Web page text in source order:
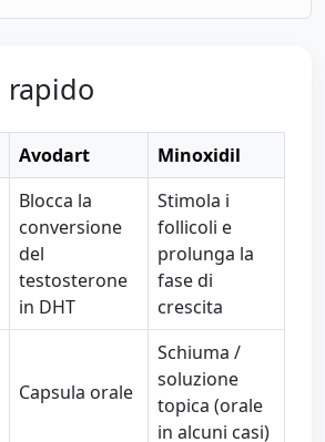
rapido
Avodart Minoxidil
Blocca la
conversione
del
testosterone
in DHT
Stimola i
follicoli e
prolunga la
fase di
crescita
Capsula orale
Schiuma /
soluzione
topica (orale
in alcuni casi)